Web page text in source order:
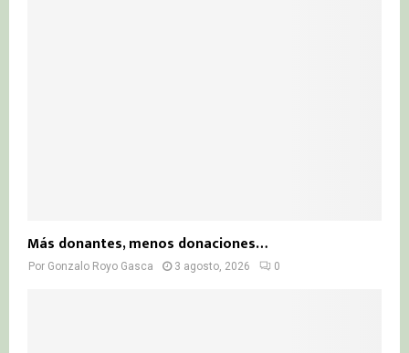
Más donantes, menos donaciones…
Por Gonzalo Royo Gasca 3 agosto, 2026 0